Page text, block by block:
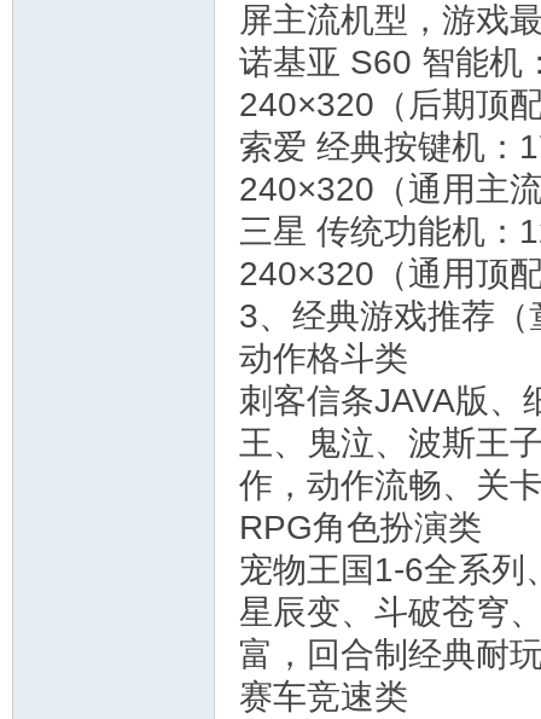
屏主流机型，游戏
诺基亚 S60 智能机
240×320（后期顶
索爱 经典按键机：
240×320（通用主
三星 传统功能机：
240×320（通用顶
3、经典游戏推荐
动作格斗类
刺客信条JAVA版、
王、鬼泣、波斯王
作，动作流畅、关
RPG角色扮演类
宠物王国1-6全系列
星辰变、斗破苍穹
富，回合制经典耐
赛车竞速类